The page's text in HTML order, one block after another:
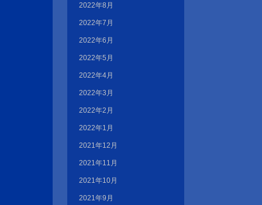
2022年8月
2022年7月
2022年6月
2022年5月
2022年4月
2022年3月
2022年2月
2022年1月
2021年12月
2021年11月
2021年10月
2021年9月